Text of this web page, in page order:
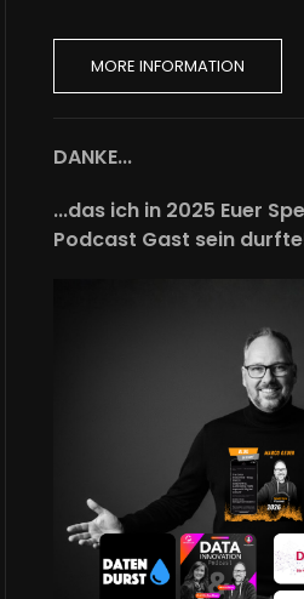
MORE INFORMATION
DANKE...
...das ich in 2025 Euer
Podcast Gast sein